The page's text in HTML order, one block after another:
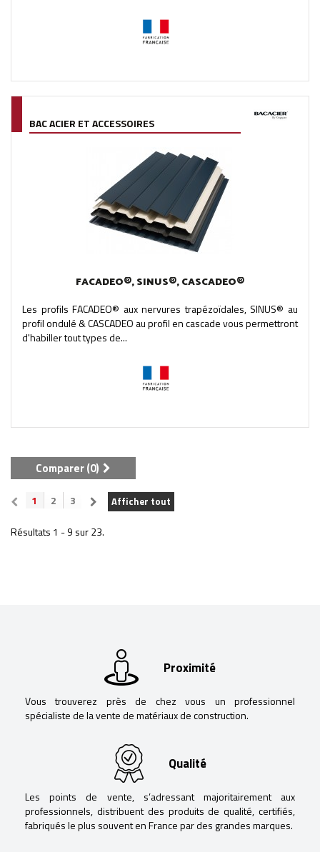
BAC ACIER ET ACCESSOIRES
FACADEO®, SINUS®, CASCADEO®
Les profils FACADEO® aux nervures trapézoïdales, SINUS® au
profil ondulé & CASCADEO au profil en cascade vous permettront
d'habiller tout types de...
Comparer (0)
Afficher tout
1 2 3
Résultats 1 - 9 sur 23.
Proximité
Vous trouverez près de chez vous un professionnel
spécialiste de la vente de matériaux de construction.
Qualité
Les points de vente, s’adressant majoritairement aux
professionnels, distribuent des produits de qualité, certifiés,
fabriqués le plus souvent en France par des grandes marques.